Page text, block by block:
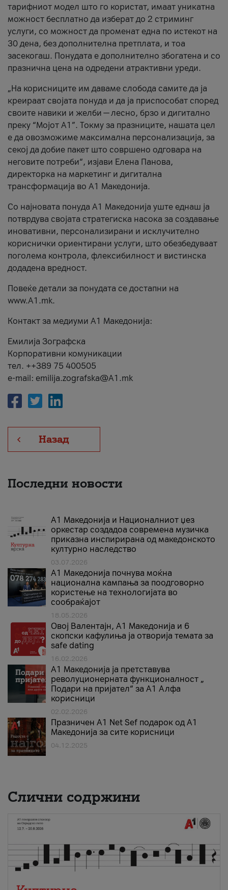
тарифниот модел што го користат, имаат уникатна
можност бесплатно да изберат до 2 стриминг
услуги, со можност да променат една по истекот на
30 дена, без дополнителна претплата, и тоа
засекогаш. Понудата е дополнително збогатена и со
празнична цена на одредени атрактивни уреди.
„На корисниците им даваме слобода самите да ја
креираат својата понуда и да ја приспособат според
своите навики и желби — лесно, брзо и дигитално
преку “Мојот А1”. Токму за празниците, нашата цел
е да овозможиме максимална персонализација, за
секој да добие пакет што совршено одговара на
неговите потреби“, изјави Елена Панова,
директорка на маркетинг и дигитална
трансформација во А1 Македонија.
Со најновата понуда А1 Македонија уште еднаш ја
потврдува својата стратегиска насока за создавање
иновативни, персонализирани и исклучително
кориснички ориентирани услуги, што обезбедуваат
поголема контрола, флексибилност и вистинска
додадена вредност.
Повеќе детали за понудата се достапни на
www.А1.mk.
Контакт за медиуми А1 Македонија:
Емилија Зографска
Корпоративни комуникации
тел. ++389 75 400505
e-mail: emilija.zografska@A1.mk
Назад
Последни новости
А1 Македонија и Националниот џез
оркестар создадоа современа музичка
приказна инспирирана од македонското
културно наследство
03.07.2026
A1 Македонија почнува моќна
национална кампања за поодговорно
користење на технологијата во
сообраќајот
18.05.2026
Овој Валентајн, A1 Македонија и 6
скопски кафулиња ја отворија темата за
safe dating
16.02.2026
А1 Македонија ја претставува
револуционерната функционалност „
Подари на пријател“ за А1 Алфа
корисници
02.02.2026
Празничен A1 Net Sеf подарок од А1
Македонија за сите корисници
04.12.2025
Слични содржини